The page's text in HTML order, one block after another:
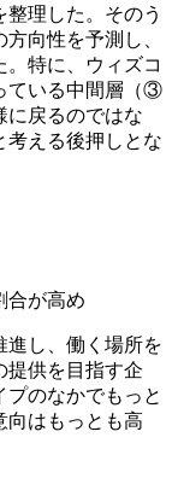
理した。そのう
向性を予測し、
特に、ウィズコ
ている中間層（③
に戻るのではな
考える後押しとな
合が高め
進し、働く場所を
提供を目指す企
のなかでもっと
向はもっとも高